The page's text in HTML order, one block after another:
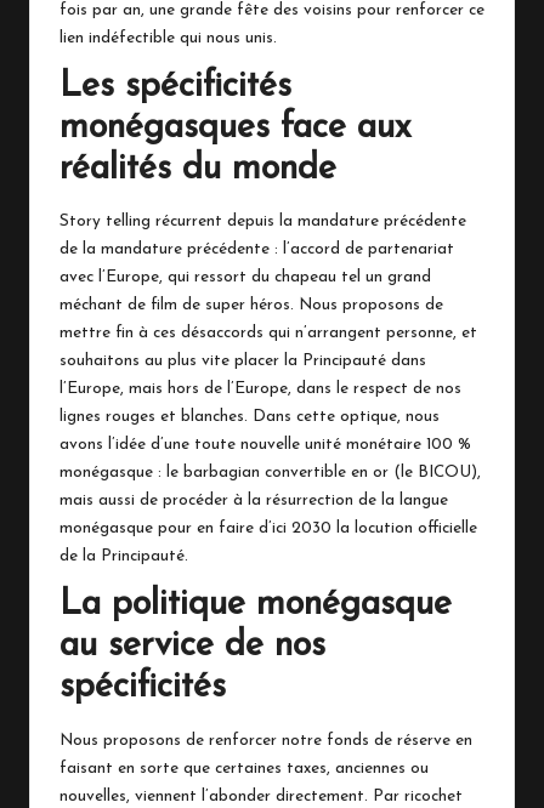
fois par an, une grande fête des voisins pour renforcer ce
lien indéfectible qui nous unis.
Les spécificités
monégasques face aux
réalités du monde
Story telling récurrent depuis la mandature précédente
de la mandature précédente : l’accord de partenariat
avec l’Europe, qui ressort du chapeau tel un grand
méchant de film de super héros. Nous proposons de
mettre fin à ces désaccords qui n’arrangent personne, et
souhaitons au plus vite placer la Principauté dans
l’Europe, mais hors de l’Europe, dans le respect de nos
lignes rouges et blanches. Dans cette optique, nous
avons l’idée d’une toute nouvelle unité monétaire 100 %
monégasque : le barbagian convertible en or (le BICOU),
mais aussi de procéder à la résurrection de la langue
monégasque pour en faire d’ici 2030 la locution officielle
de la Principauté.
La politique monégasque
au service de nos
spécificités
Nous proposons de renforcer notre fonds de réserve en
faisant en sorte que certaines taxes, anciennes ou
nouvelles, viennent l’abonder directement. Par ricochet